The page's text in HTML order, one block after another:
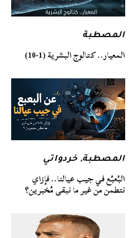
المصطبة
المعيار.. كتالوج البشرية (1-10)
المصطبة,خردواتي
البُعبُع في جيب عيالنا.. فإزاي
نتطمن من غير ما نبقى مُخبرين؟